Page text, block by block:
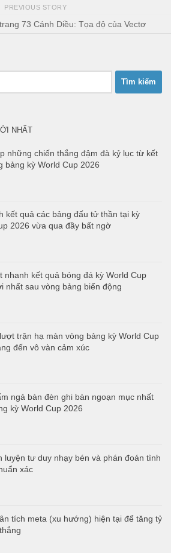
PREVIOUS STORY
73 Cánh Diều: Tọa độ của Vectơ
NHẤT
những chiến thắng đậm đà kỷ lục từ kết
bảng kỳ World Cup 2026
kết quả các bảng đấu tử thần tại kỳ
2026 vừa qua đầy bất ngờ
nhanh kết quả bóng đá kỳ World Cup
nhất sau vòng bảng biến động
trận hạ màn vòng bảng kỳ World Cup
đến vô vàn cảm xúc
ngả bàn đèn ghi bàn ngoạn mục nhất
kỳ World Cup 2026
luyện tư duy nhạy bén và phán đoán tình
xác
tích meta (xu hướng) hiện tại để tăng tỷ